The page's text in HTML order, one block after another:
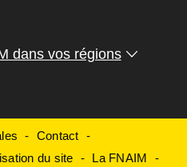
dans vos régions
Contact
du site
La FNAIM